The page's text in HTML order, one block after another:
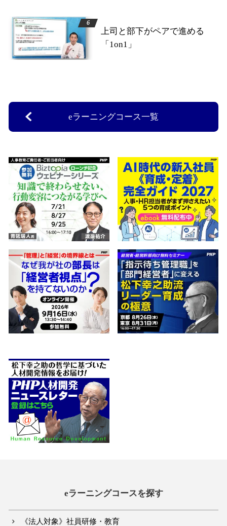
上司と部下がペアで進める
「1on1」
eラーニングコース一覧
eラーニングコースを探す
《法人対象》社員研修・教育